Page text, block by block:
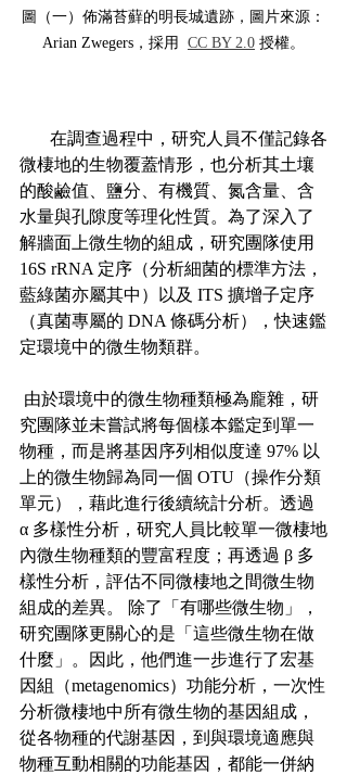
圖（一）佈滿苔蘚的明長城遺跡，圖片來源：
Arian Zwegers，採用 CC BY 2.0 授權。
微棲地的生物覆蓋情形，也分析其土壤
的酸鹼值、鹽分、有機質、氮含量、含
水量與孔隙度等理化性質。為了深入了
解牆面上微生物的組成，研究團隊使用
16S rRNA 定序（分析細菌的標準方法，
藍綠菌亦屬其中）以及 ITS 擴增子定序
（真菌專屬的 DNA 條碼分析），快速鑑
定環境中的微生物類群。
究團隊並未嘗試將每個樣本鑑定到單一
物種，而是將基因序列相似度達 97% 以
上的微生物歸為同一個 OTU（操作分類
單元），藉此進行後續統計分析。透過
α 多樣性分析，研究人員比較單一微棲地
內微生物種類的豐富程度；再透過 β 多
樣性分析，評估不同微棲地之間微生物
組成的差異。 除了「有哪些微生物」，
研究團隊更關心的是「這些微生物在做
什麼」。因此，他們進一步進行了宏基
因組（metagenomics）功能分析，一次性
分析微棲地中所有微生物的基因組成，
從各物種的代謝基因，到與環境適應與
物種互動相關的功能基因，都能一併納